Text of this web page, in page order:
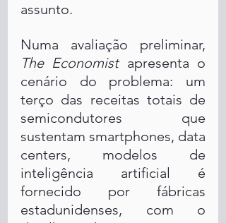
assunto.
The Economist apresenta o
cenário do problema: um
terço das receitas totais de
semicondutores que
sustentam smartphones, data
centers, modelos de
inteligência artificial é
fornecido por fábricas
estadunidenses, com o